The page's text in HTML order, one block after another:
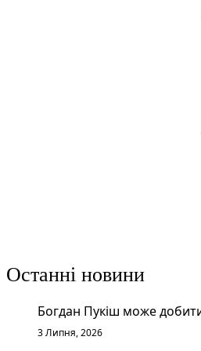
Останні новини
Богдан Пукіш може
3 Липня, 2026